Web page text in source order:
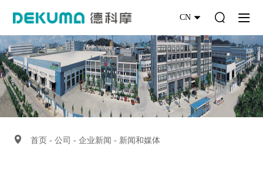
CN
首页 -公司 -企业新闻 - 新闻和媒体